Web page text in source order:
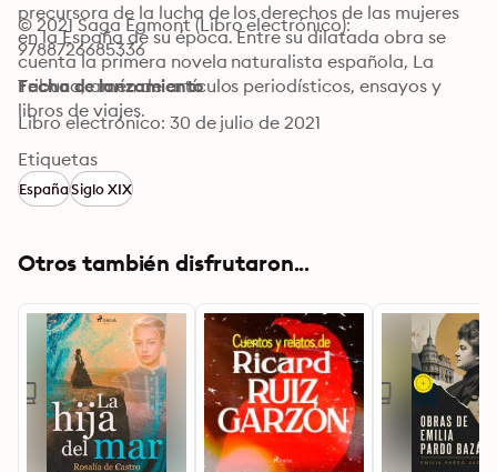
precursora de la lucha de los derechos de las mujeres
en la España de su época. Entre su dilatada obra se
cuenta la primera novela naturalista española, La
Tribuna, amén de artículos periodísticos, ensayos y
libros de viajes.
© 2021 Saga Egmont (Libro electrónico):
9788726685336
Fecha de lanzamiento
Libro electrónico: 30 de julio de 2021
Etiquetas
EspañaSiglo XIX
Otros también disfrutaron...